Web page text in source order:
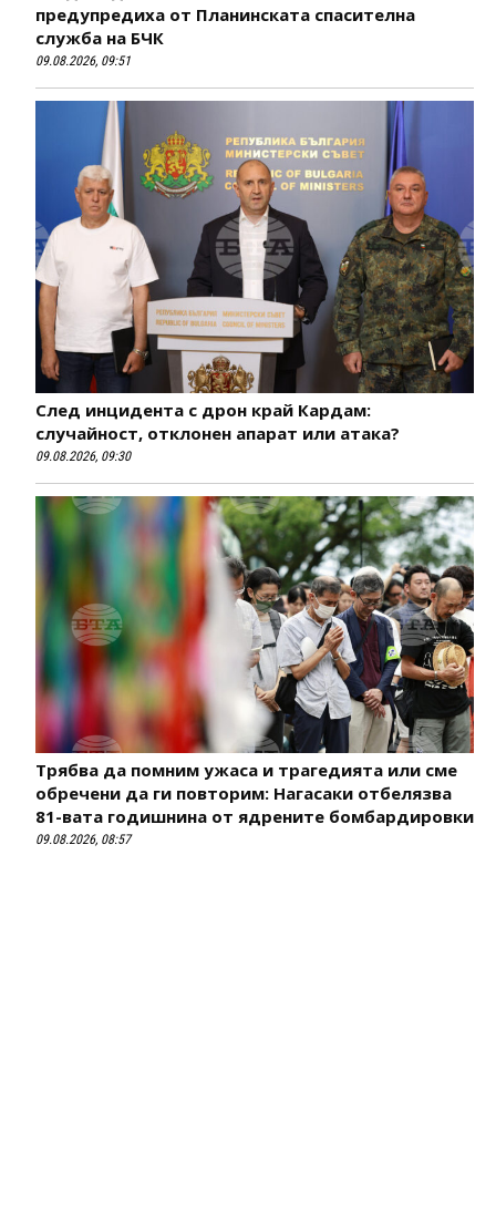
предупредиха от Планинската спасителна
служба на БЧК
09.08.2026, 09:51
След инцидента с дрон край Кардам:
случайност, отклонен апарат или атака?
09.08.2026, 09:30
Трябва да помним ужаса и трагедията или сме
обречени да ги повторим: Нагасаки отбелязва
81-вата годишнина от ядрените бомбардировки
09.08.2026, 08:57